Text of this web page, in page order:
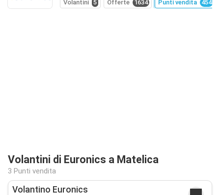
Volantini 5 Offerte 1634 Punti vendita 454
Volantini di Euronics a Matelica
3 Punti vendita
Volantino Euronics